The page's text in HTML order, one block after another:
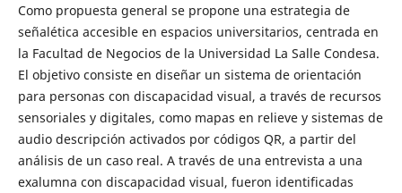
Como propuesta general se propone una estrategia de
señalética accesible en espacios universitarios, centrada en
la Facultad de Negocios de la Universidad La Salle Condesa.
El objetivo consiste en diseñar un sistema de orientación
para personas con discapacidad visual, a través de recursos
sensoriales y digitales, como mapas en relieve y sistemas de
audio descripción activados por códigos QR, a partir del
análisis de un caso real. A través de una entrevista a una
exalumna con discapacidad visual, fueron identificadas